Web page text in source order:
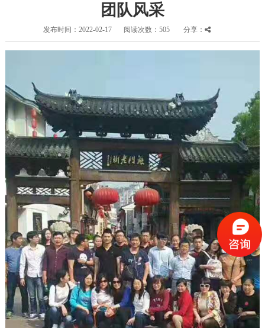
团队风采
发布时间：2022-02-17 阅读次数： 505 分享：